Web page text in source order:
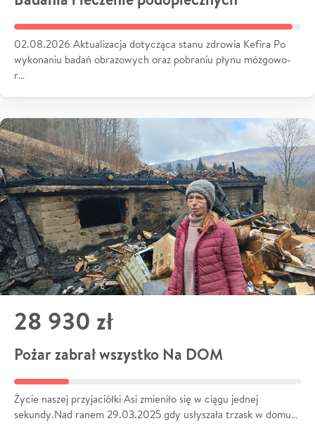
02.08.2026 Aktualizacja dotycząca stanu zdrowia Kefira Po
wykonaniu badań obrazowych oraz pobraniu płynu mózgowo-
r…
28 930 zł
Pożar zabrał wszystko Na DOM
Życie naszej przyjaciółki Asi zmieniło się w ciągu jednej
sekundy.Nad ranem 29.03.2025 gdy usłyszała trzask w domu…